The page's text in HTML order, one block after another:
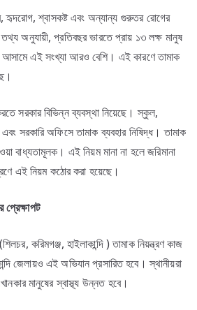
হৃদরোগ, শ্বাসকষ্ট এবং অন্যান্য গুরুতর রোগের
অনুযায়ী, প্রতিবছর ভারতে প্রায় ১৩ লক্ষ মানুষ
আসামে এই সংখ্যা আরও বেশি। এই কারণে তামাক
সরকার বিভিন্ন ব্যবস্থা নিয়েছে। স্কুল,
সরকারি অফিসে তামাক ব্যবহার নিষিদ্ধ। তামাক
বাধ্যতামূলক। এই নিয়ম মানা না হলে জরিমানা
এই নিয়ম কঠোর করা হয়েছে।
করিমগঞ্জ, হাইলাকান্দি ) তামাক নিয়ন্ত্রণ কাজ
জেলায়ও এই অভিযান প্রসারিত হবে। স্থানীয়রা
মানুষের স্বাস্থ্য উন্নত হবে।